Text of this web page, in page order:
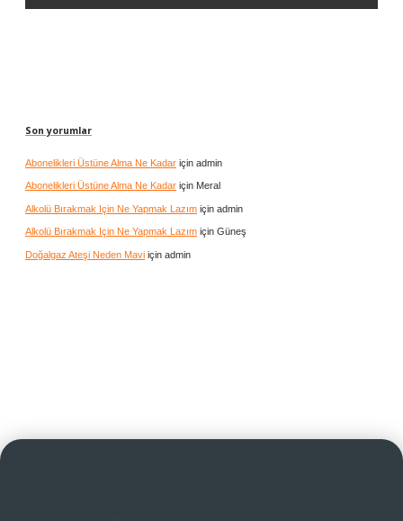
Son yorumlar
Abonelikleri Üstüne Alma Ne Kadar için admin
Abonelikleri Üstüne Alma Ne Kadar için Meral
Alkolü Bırakmak Için Ne Yapmak Lazım için admin
Alkolü Bırakmak Için Ne Yapmak Lazım için Güneş
Doğalgaz Ateşi Neden Mavi için admin